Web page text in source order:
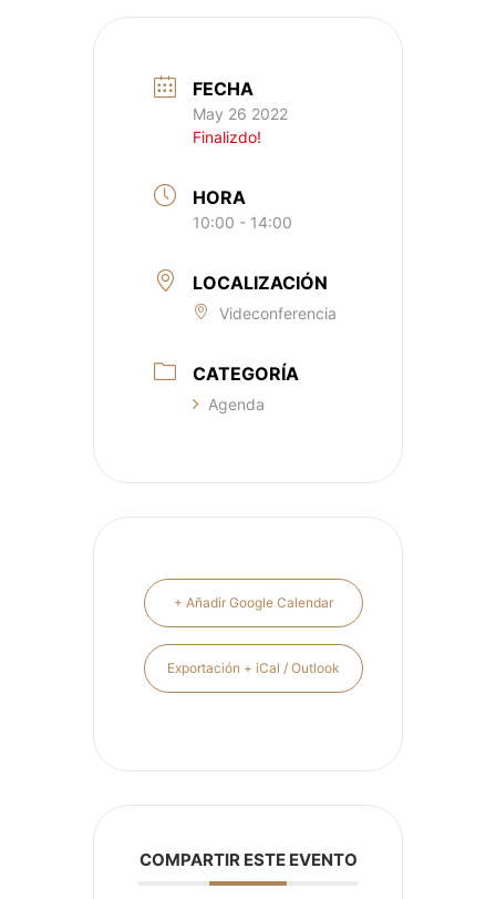
FECHA
May 26 2022
Finalizdo!
HORA
10:00 - 14:00
LOCALIZACIÓN
Videconferencia
CATEGORÍA
Agenda
+ Añadir Google Calendar
Exportación + iCal / Outlook
COMPARTIR ESTE EVENTO